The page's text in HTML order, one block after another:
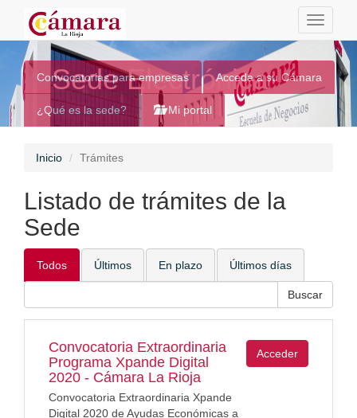
Toggle
Sede Electrónica
Convocatorias para empresas Acceda a su Cámara
¿Qué es la sede? Mi portal
Inicio Trámites
Listado de trámites de la
Sede
Todos Últimos En plazo Últimos días
Convocatoria Extraordinaria
Programa Xpande Digital
2020 - Cámara La Rioja
Convocatoria Extraordinaria Xpande
Digital 2020 de Ayudas Económicas a
Acceder